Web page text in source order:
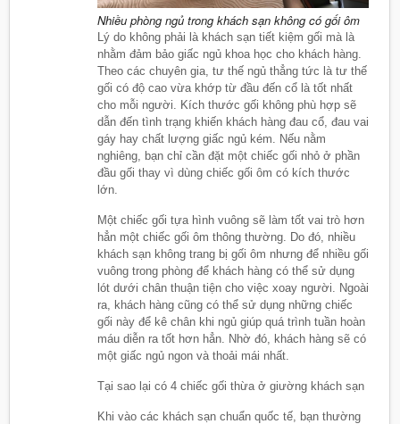
Nhiều phòng ngủ trong khách sạn không có gối ôm
Lý do không phải là khách sạn tiết kiệm gối mà là
nhằm đảm bảo giấc ngủ khoa học cho khách hàng.
Theo các chuyên gia, tư thế ngủ thẳng tức là tư thế
gối có độ cao vừa khớp từ đầu đến cổ là tốt nhất
cho mỗi người. Kích thước gối không phù hợp sẽ
dẫn đến tình trạng khiến khách hàng đau cổ, đau vai
gáy hay chất lượng giấc ngủ kém. Nếu nằm
nghiêng, bạn chỉ cần đặt một chiếc gối nhỏ ở phần
đầu gối thay vì dùng chiếc gối ôm có kích thước
lớn.
Một chiếc gối tựa hình vuông sẽ làm tốt vai trò hơn
hẳn một chiếc gối ôm thông thường. Do đó, nhiều
khách sạn không trang bị gối ôm nhưng để nhiều gối
vuông trong phòng để khách hàng có thể sử dụng
lót dưới chân thuận tiện cho việc xoay người. Ngoài
ra, khách hàng cũng có thể sử dụng những chiếc
gối này để kê chân khi ngủ giúp quá trình tuần hoàn
máu diễn ra tốt hơn hẳn. Nhờ đó, khách hàng sẽ có
một giấc ngủ ngon và thoải mái nhất.
Tại sao lại có 4 chiếc gối thừa ở giường khách sạn
Khi vào các khách sạn chuẩn quốc tế, bạn thường